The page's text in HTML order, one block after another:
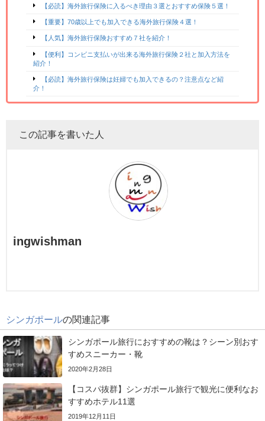
【必読】海外旅行保険に入るべき理由３選とおすすめ保険５選！
【重要】70歳以上でも加入できる海外旅行保険４選！
【人気】海外旅行保険おすすめ７社を紹介！
【便利】コンビニ支払いが出来る海外旅行保険２社と加入方法を
紹介！
【必読】海外旅行保険は妊婦でも加入できるの？注意点など紹
介！
この記事を書いた人
ingwishman
シンガポールの関連記事
シンガポール旅行におすすめの靴は？シーン別おす
すめスニーカー・靴
2020年2月28日
【コスパ抜群】シンガポール旅行で観光に便利なお
すすめホテル11選
2019年12月11日